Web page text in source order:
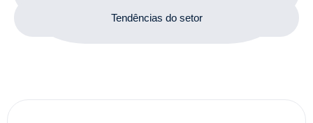
Tendências do setor